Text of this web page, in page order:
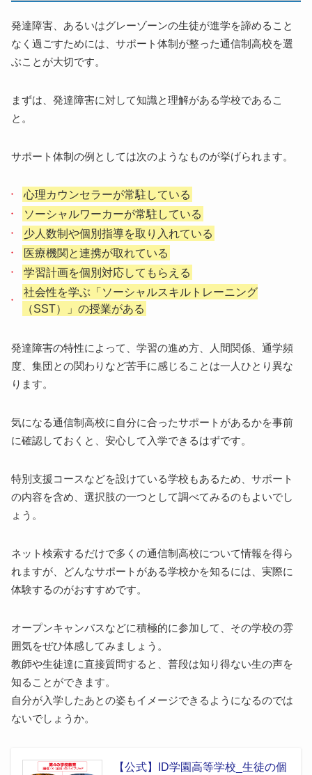
発達障害、あるいはグレーゾーンの生徒が進学を諦めること
なく過ごすためには、サポート体制が整った通信制高校を選
ぶことが大切です。
まずは、発達障害に対して知識と理解がある学校であるこ
と。
サポート体制の例としては次のようなものが挙げられます。
心理カウンセラーが常駐している
ソーシャルワーカーが常駐している
少人数制や個別指導を取り入れている
医療機関と連携が取れている
学習計画を個別対応してもらえる
社会性を学ぶ「ソーシャルスキルトレーニング
（SST）」の授業がある
発達障害の特性によって、学習の進め方、人間関係、通学頻
度、集団との関わりなど苦手に感じることは一人ひとり異な
ります。
気になる通信制高校に自分に合ったサポートがあるかを事前
に確認しておくと、安心して入学できるはずです。
特別支援コースなどを設けている学校もあるため、サポート
の内容を含め、選択肢の一つとして調べてみるのもよいでし
ょう。
ネット検索するだけで多くの通信制高校について情報を得ら
れますが、どんなサポートがある学校かを知るには、実際に
体験するのがおすすめです。
オープンキャンパスなどに積極的に参加して、その学校の雰
囲気をぜひ体感してみましょう。
教師や生徒達に直接質問すると、普段は知り得ない生の声を
知ることができます。
自分が入学したあとの姿もイメージできるようになるのでは
ないでしょうか。
【公式】ID学園高等学校_生徒の個